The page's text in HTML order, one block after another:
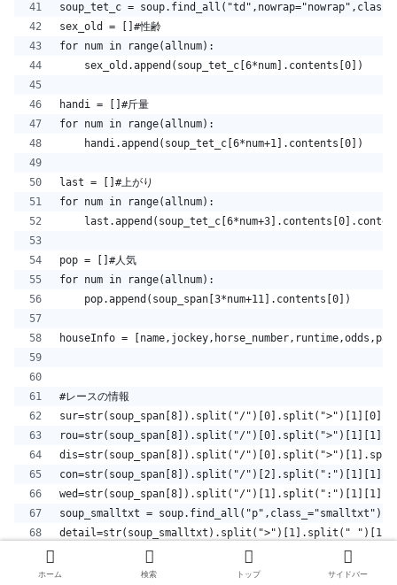
soup_tet_c =
sex_old = []#性齢
for num in range(allnum):
    sex_old.append(soup_tet_c[6*num].contents[0])
handi = []#斤量
for num in range(allnum):
    handi.append(soup_tet_c[6*num+1].contents[0])
last = []#上がり
for num in range(allnum):
pop = []#人気
for num in range(allnum):
    pop.append(soup_span[3*num+11].contents[0])
houseInfo =
#レースの情報
sur=str(soup_span[8]).split("/")[0].split(">")[1][0]
rou=str(soup_span[8]).split("/")[0].split(">")[1][1]
dis=str(soup_span[8]).split("/
con=str(soup_span[8]).split("/")[2].split(":")[1][1]
wed=str(soup_span[8]).split("/")[1].split(":")[1][1]
soup_smalltxt = soup.find_all("p",class_="smalltxt")
detail=str(soup_smalltxt).split(">")[1].split(" ")[1]
date=str(soup_smalltxt).split(">")[1].split(" ")[0]
clas=str(soup_smalltxt).split(">")[1].split("
ホーム 検索 トップ サイドバー